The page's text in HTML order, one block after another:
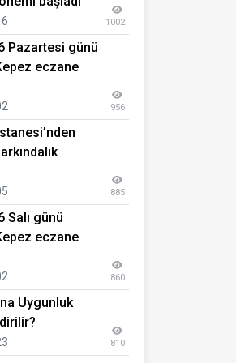
1002
Pazartesi günü
eczane
956
885
Salı günü
eczane
860
Uygunluk
810